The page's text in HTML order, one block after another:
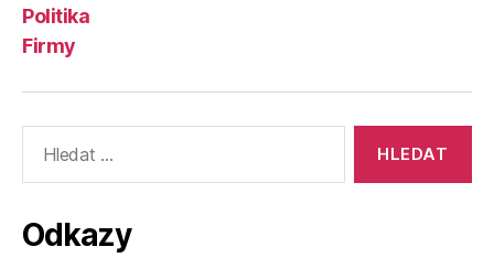
Politika
Firmy
vyhledávání:
Odkazy